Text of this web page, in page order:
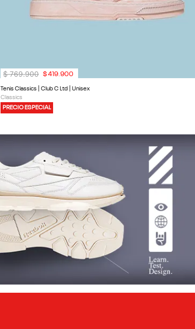
Tenis Classics | Club C Ltd | Unisex
Classics
PRECIO ESPECIAL
$ 769.900 $419.900